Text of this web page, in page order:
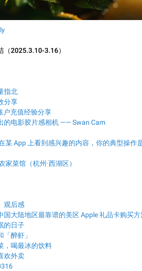
（2025.3.10-3.16）
指北
分享
户充值经验分享
的电影胶片感相机 —— Swan Cam
某 App 上看到感兴趣的内容，你的典型操作
家菜馆（杭州·西湖区）
观后感
国大陆地区最靠谱的美区 Apple 礼品卡购买方
的日子
「醉虾」
，喝最冰的饮料
欢外卖